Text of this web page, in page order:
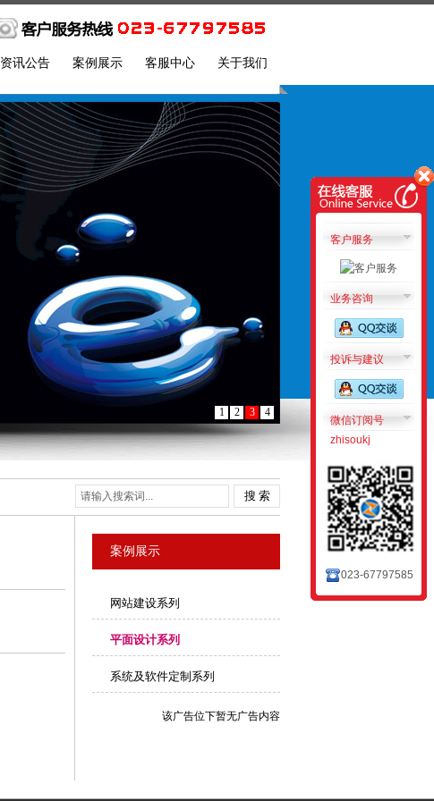
资讯公告 案例展示 客服中心 关于我们
1 2 3 4
搜 索
案例展示
网站建设系列
平面设计系列
系统及软件定制系列
该广告位下暂无广告内容
客户服务
业务咨询
投诉与建议
微信订阅号
zhisoukj
023-67797585